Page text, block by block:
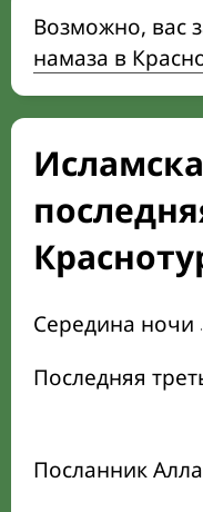
Возможно, вас
намаза в
Середина ночи
Последняя